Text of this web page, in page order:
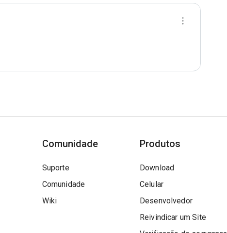
Comunidade
Suporte
Comunidade
Wiki
Produtos
Download
Celular
Desenvolvedor
Reivindicar um Site